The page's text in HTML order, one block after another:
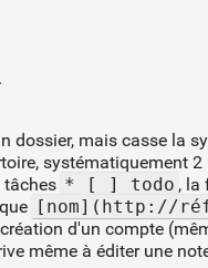
dossier, mais casse la
systématiquement
tâches * [ ] todo , la
[nom](http://
d'un compte
même à éditer une